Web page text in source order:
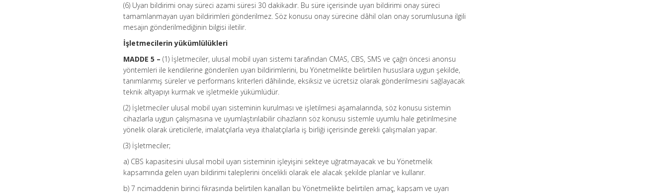
(6) Uyarı bildirimi onay süreci azami süresi 30 dakikadır. Bu süre içerisinde uyarı bildirimi onay süreci
tamamlanmayan uyarı bildirimleri gönderilmez. Söz konusu onay sürecine dâhil olan onay sorumlusuna ilgili
mesajın gönderilmediğinin bilgisi iletilir.
İşletmecilerin yükümlülükleri
MADDE 5 – (1) İşletmeciler, ulusal mobil uyarı sistemi tarafından CMAS, CBS, SMS ve çağrı öncesi anonsu
yöntemleri ile kendilerine gönderilen uyarı bildirimlerini, bu Yönetmelikte belirtilen hususlara uygun şekilde,
tanımlanmış süreler ve performans kriterleri dâhilinde, eksiksiz ve ücretsiz olarak gönderilmesini sağlayacak
teknik altyapıyı kurmak ve işletmekle yükümlüdür.
(2) İşletmeciler ulusal mobil uyarı sisteminin kurulması ve işletilmesi aşamalarında, söz konusu sistemin
cihazlarla uygun çalışmasına ve uyumlaştırılabilir cihazların söz konusu sistemle uyumlu hale getirilmesine
yönelik olarak üreticilerle, imalatçılarla veya ithalatçılarla iş birliği içerisinde gerekli çalışmaları yapar.
(3) İşletmeciler;
a) CBS kapasitesini ulusal mobil uyarı sisteminin işleyişini sekteye uğratmayacak ve bu Yönetmelik
kapsamında gelen uyarı bildirimi taleplerini öncelikli olarak ele alacak şekilde planlar ve kullanır.
b) 7 ncimaddenin birinci fıkrasında belirtilen kanalları bu Yönetmelikte belirtilen amaç, kapsam ve uyarı